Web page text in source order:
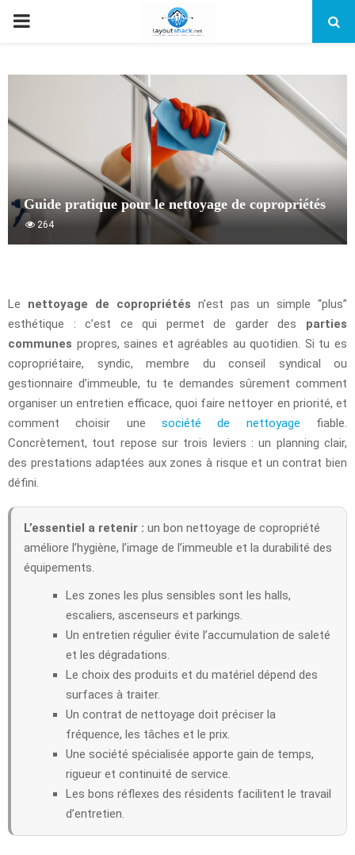
PRIMARY
Guide pratique pour le nettoyage de copropriétés
264
Le nettoyage de copropriétés n’est pas un simple “plus”
esthétique : c’est ce qui permet de garder des parties
communes propres, saines et agréables au quotidien. Si tu es
copropriétaire, syndic, membre du conseil syndical ou
gestionnaire d’immeuble, tu te demandes sûrement comment
organiser un entretien efficace, quoi faire nettoyer en priorité, et
comment choisir une société de nettoyage fiable.
Concrètement, tout repose sur trois leviers : un planning clair,
des prestations adaptées aux zones à risque et un contrat bien
défini.
L’essentiel a retenir : un bon nettoyage de copropriété
améliore l’hygiène, l’image de l’immeuble et la durabilité des
équipements.
Les zones les plus sensibles sont les halls,
escaliers, ascenseurs et parkings.
Un entretien régulier évite l’accumulation de saleté
et les dégradations.
Le choix des produits et du matériel dépend des
surfaces à traiter.
Un contrat de nettoyage doit préciser la
fréquence, les tâches et le prix.
Une société spécialisée apporte gain de temps,
rigueur et continuité de service.
Les bons réflexes des résidents facilitent le travail
d’entretien.